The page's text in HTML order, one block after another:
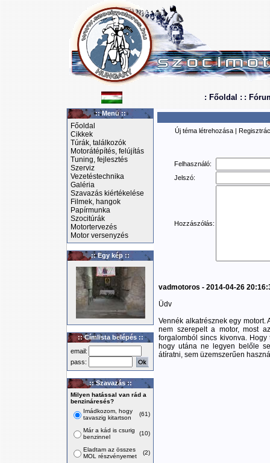
: Főoldal : :
:: Menü ::
Főoldal
Cikkek
Túrák, találkozók
Motorátépítés, felújítás
Tuning, fejlesztés
Szerviz
Vezetéstechnika
Galéria
Szavazás kiértékelése
Filmek, hangok
Papírmunka
Szocitúrák
Motortervezés
Motor versenyzés
:: Egy kép ::
:: Címlista belépés ::
email:
pass:
:: Szavazás ::
Milyen hatással van rád a
benzináresés?
Imádkozom, hogy
tavaszig kitartson
(61)
Már a kád is csurig
benzinnel
(10)
Eladtam az összes
MOL részvényemet
(2)
Új téma létrehozása |
Felhasználó:
Jelszó:
Hozzászólás:
vadmotoros - 2014-04-26
Üdv
Vennék alkatrésznek egy
nem szerepelt a motor, most
forgalomból sincs kivonva.
hogy utána ne legyen belőle
átíratni, sem üzemszerűen